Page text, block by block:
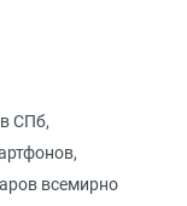
СПб,
всемирно